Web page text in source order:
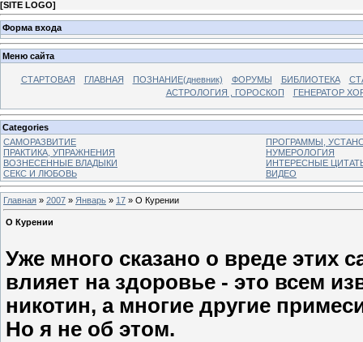
[SITE LOGO]
Форма входа
Меню сайта
СТАРТОВАЯ ГЛАВНАЯ ПОЗНАНИЕ(дневник) ФОРУМЫ БИБЛИОТЕКА
АСТРОЛОГИЯ , ГОРОСКОП
ГЕНЕРАТОР
Categories
САМОРАЗВИТИЕ
ПРОГРАММЫ,
ПРАКТИКА, УПРАЖНЕНИЯ
НУМЕРОЛОГИЯ
ВОЗНЕСЕННЫЕ ВЛАДЫКИ
ИНТЕРЕСНЫЕ
СЕКС И ЛЮБОВЬ
ВИДЕО
Главная » 2007 » Январь » 17 » О Курении
О Курении
Уже много сказано о вреде этих
влияет на здоровье - это всем
никотин, а многие другие
Но я не об этом.